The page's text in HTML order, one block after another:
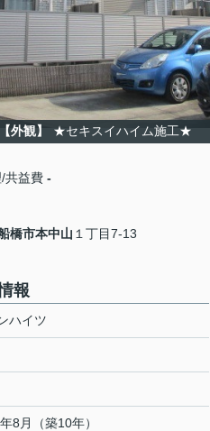
【外観】 ★セキスイハイム施工★
益費 -
橋市本中山 １丁目7-13
報
ハイツ
8月（築10年）